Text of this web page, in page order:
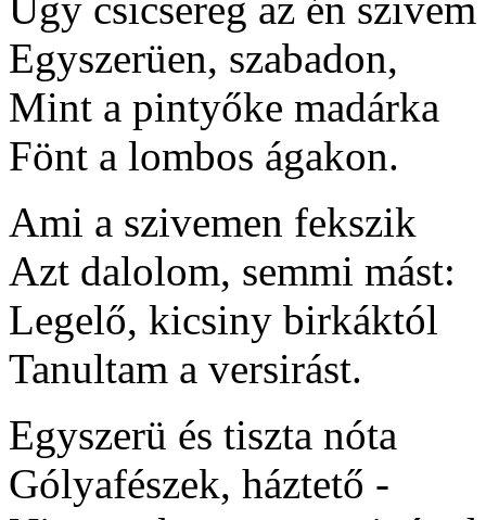
Egyszerüen, szabadon,
Mint a pintyőke madárka
Fönt a lombos ágakon.
Ami a szivemen fekszik
Azt dalolom, semmi mást:
Legelő, kicsiny birkáktól
Tanultam a versirást.
Egyszerü és tiszta nóta
Gólyafészek, háztető -